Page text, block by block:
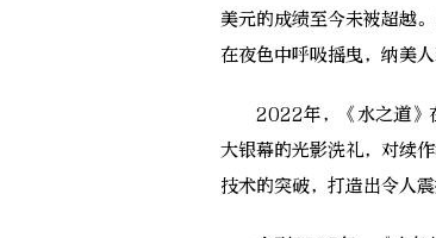
美元的成绩至今未被超越
在夜色中呼吸摇曳，纳美
2022年，《水之道》在
大银幕的光影洗礼，对续
技术的突破，打造出令人